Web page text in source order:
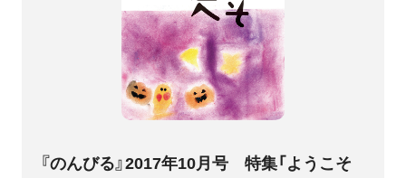
『のんびる』2017年10月号 特集「ようこそ